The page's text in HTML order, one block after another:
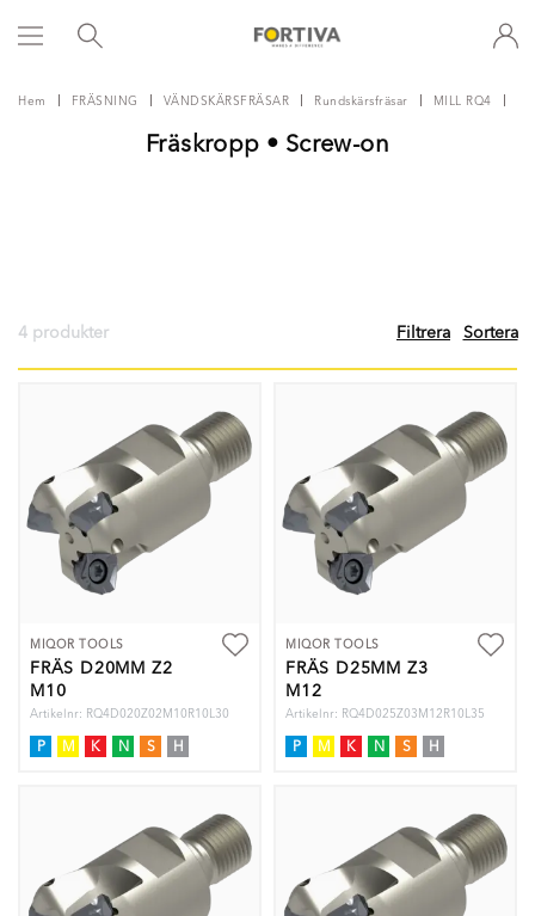
Hem FRÄSNING VÄNDSKÄRSFRÄSAR Rundskärsfräsar MILL RQ4
Fräskropp • Screw-on
4 produkter Filtrera Sortera
MIQOR TOOLS
FRÄS D20MM Z2
M10
Artikelnr: RQ4D020Z02M10R10L30
P M K N S H
MIQOR TOOLS
FRÄS D25MM Z3
M12
Artikelnr: RQ4D025Z03M12R10L35
P M K N S H